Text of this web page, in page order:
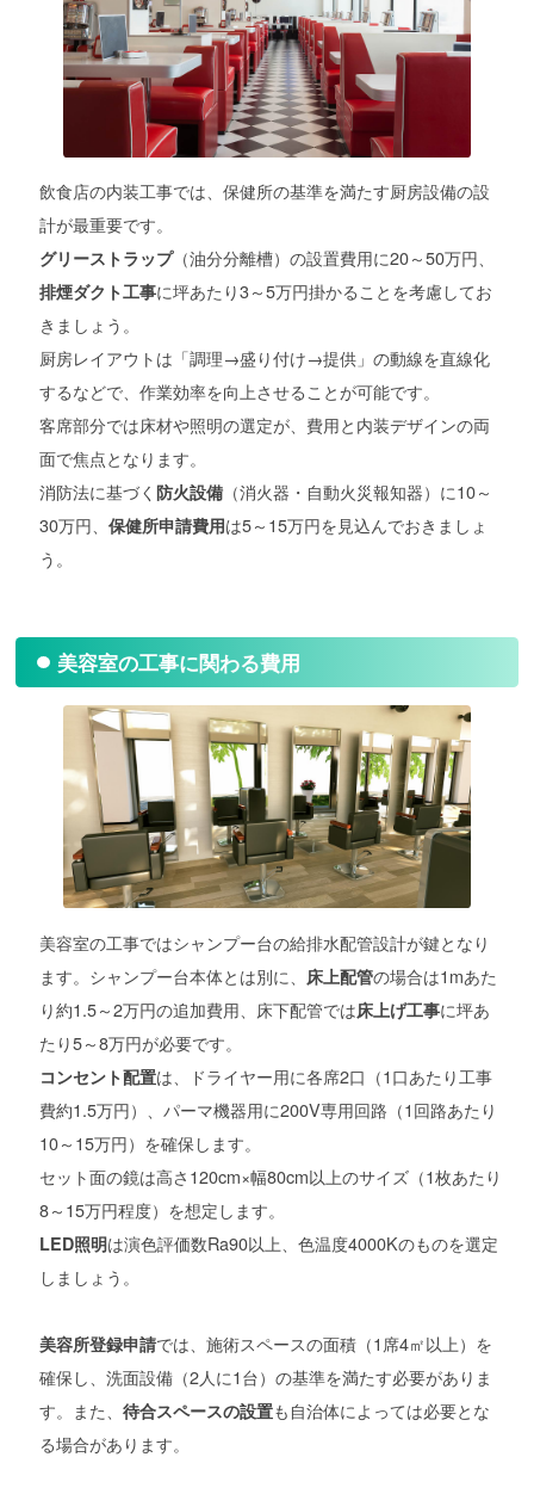
飲食店の内装工事では、保健所の基準を満たす厨房設備の設
計が最重要です。
グリーストラップ（油分分離槽）の設置費用に20～50万円、
排煙ダクト工事に坪あたり3～5万円掛かることを考慮してお
きましょう。
厨房レイアウトは「調理→盛り付け→提供」の動線を直線化
するなどで、作業効率を向上させることが可能です。
客席部分では床材や照明の選定が、費用と内装デザインの両
面で焦点となります。
消防法に基づく防火設備 （消火器・自動火災報知器）に10～
30万円、保健所申請費用は5～15万円を見込んでおきましょ
う。
美容室の工事に関わる費用
美容室の工事ではシャンプー台の給排水配管設計が鍵となり
ます。シャンプー台本体とは別に、 床上配管の場合は1mあた
り約1.5～2万円の追加費用、床下配管では床上げ工事に坪あ
たり5～8万円が必要です。
コンセント配置は、ドライヤー用に各席2口（1口あたり工事
費約1.5万円）、パーマ機器用に200V専用回路（1回路あたり
10～15万円）を確保します。
セット面の鏡は高さ120cm×幅80cm以上のサイズ（1枚あたり
8～15万円程度）を想定します。
LED照明は演色評価数Ra90以上、色温度4000Kのものを選定
しましょう。
美容所登録申請では、施術スペースの面積（1席4㎡以上）を
確保し、洗面設備（2人に1台）の基準を満たす必要がありま
す。また、待合スペースの設置も自治体によっては必要とな
る場合があります。